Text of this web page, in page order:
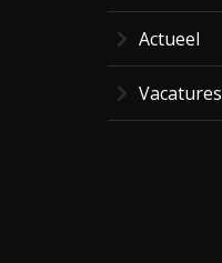
Actueel
Vacatures